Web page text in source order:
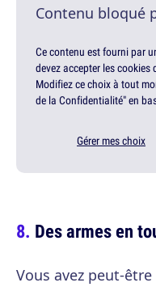
Contenu bloqué
Ce contenu est fourni par
devez accepter les
Modifiez ce choix à tout
de la Confidentialité" en
Gérer mes choix
Des armes en
Vous avez peut-